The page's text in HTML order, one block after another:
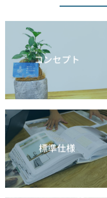
コンセプト
標準仕様